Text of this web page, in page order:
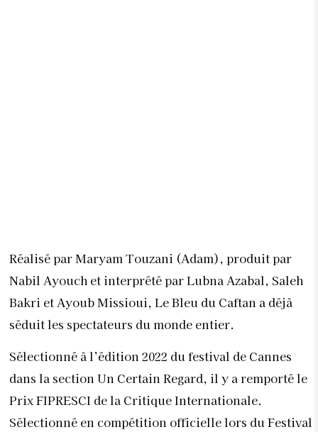
Réalisé par Maryam Touzani (Adam), produit par
Nabil Ayouch et interprété par Lubna Azabal, Saleh
Bakri et Ayoub Missioui, Le Bleu du Caftan a déjà
séduit les spectateurs du monde entier.
Sélectionné à l’édition 2022 du festival de Cannes
dans la section Un Certain Regard, il y a remporté le
Prix FIPRESCI de la Critique Internationale.
Sélectionné en compétition officielle lors du Festival